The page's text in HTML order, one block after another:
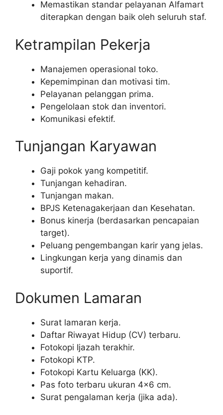
Memastikan standar pelayanan Alfamart
diterapkan dengan baik oleh seluruh staf.
Ketrampilan Pekerja
Manajemen operasional toko.
Kepemimpinan dan motivasi tim.
Pelayanan pelanggan prima.
Pengelolaan stok dan inventori.
Komunikasi efektif.
Tunjangan Karyawan
Gaji pokok yang kompetitif.
Tunjangan kehadiran.
Tunjangan makan.
BPJS Ketenagakerjaan dan Kesehatan.
Bonus kinerja (berdasarkan pencapaian
target).
Peluang pengembangan karir yang jelas.
Lingkungan kerja yang dinamis dan
suportif.
Dokumen Lamaran
Surat lamaran kerja.
Daftar Riwayat Hidup (CV) terbaru.
Fotokopi Ijazah terakhir.
Fotokopi KTP.
Fotokopi Kartu Keluarga (KK).
Pas foto terbaru ukuran 4×6 cm.
Surat pengalaman kerja (jika ada).